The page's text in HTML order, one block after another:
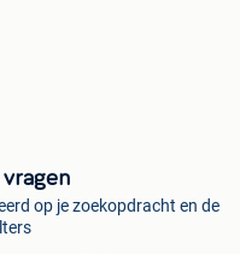
op je zoekopdracht en de